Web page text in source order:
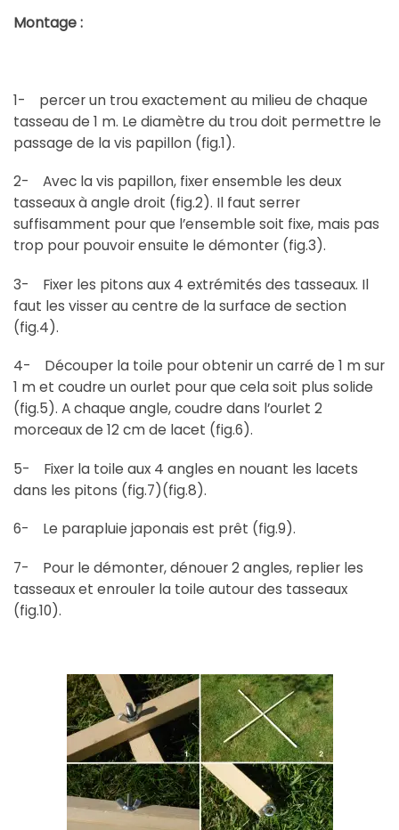
Montage :
1- percer un trou exactement au milieu de chaque
tasseau de 1 m. Le diamètre du trou doit permettre le
passage de la vis papillon (fig.1).
2- Avec la vis papillon, fixer ensemble les deux
tasseaux à angle droit (fig.2). Il faut serrer
suffisamment pour que l’ensemble soit fixe, mais pas
trop pour pouvoir ensuite le démonter (fig.3).
3- Fixer les pitons aux 4 extrémités des tasseaux. Il
faut les visser au centre de la surface de section
(fig.4).
4- Découper la toile pour obtenir un carré de 1 m sur
1 m et coudre un ourlet pour que cela soit plus solide
(fig.5). A chaque angle, coudre dans l’ourlet 2
morceaux de 12 cm de lacet (fig.6).
5- Fixer la toile aux 4 angles en nouant les lacets
dans les pitons (fig.7)(fig.8).
6- Le parapluie japonais est prêt (fig.9).
7- Pour le démonter, dénouer 2 angles, replier les
tasseaux et enrouler la toile autour des tasseaux
(fig.10).